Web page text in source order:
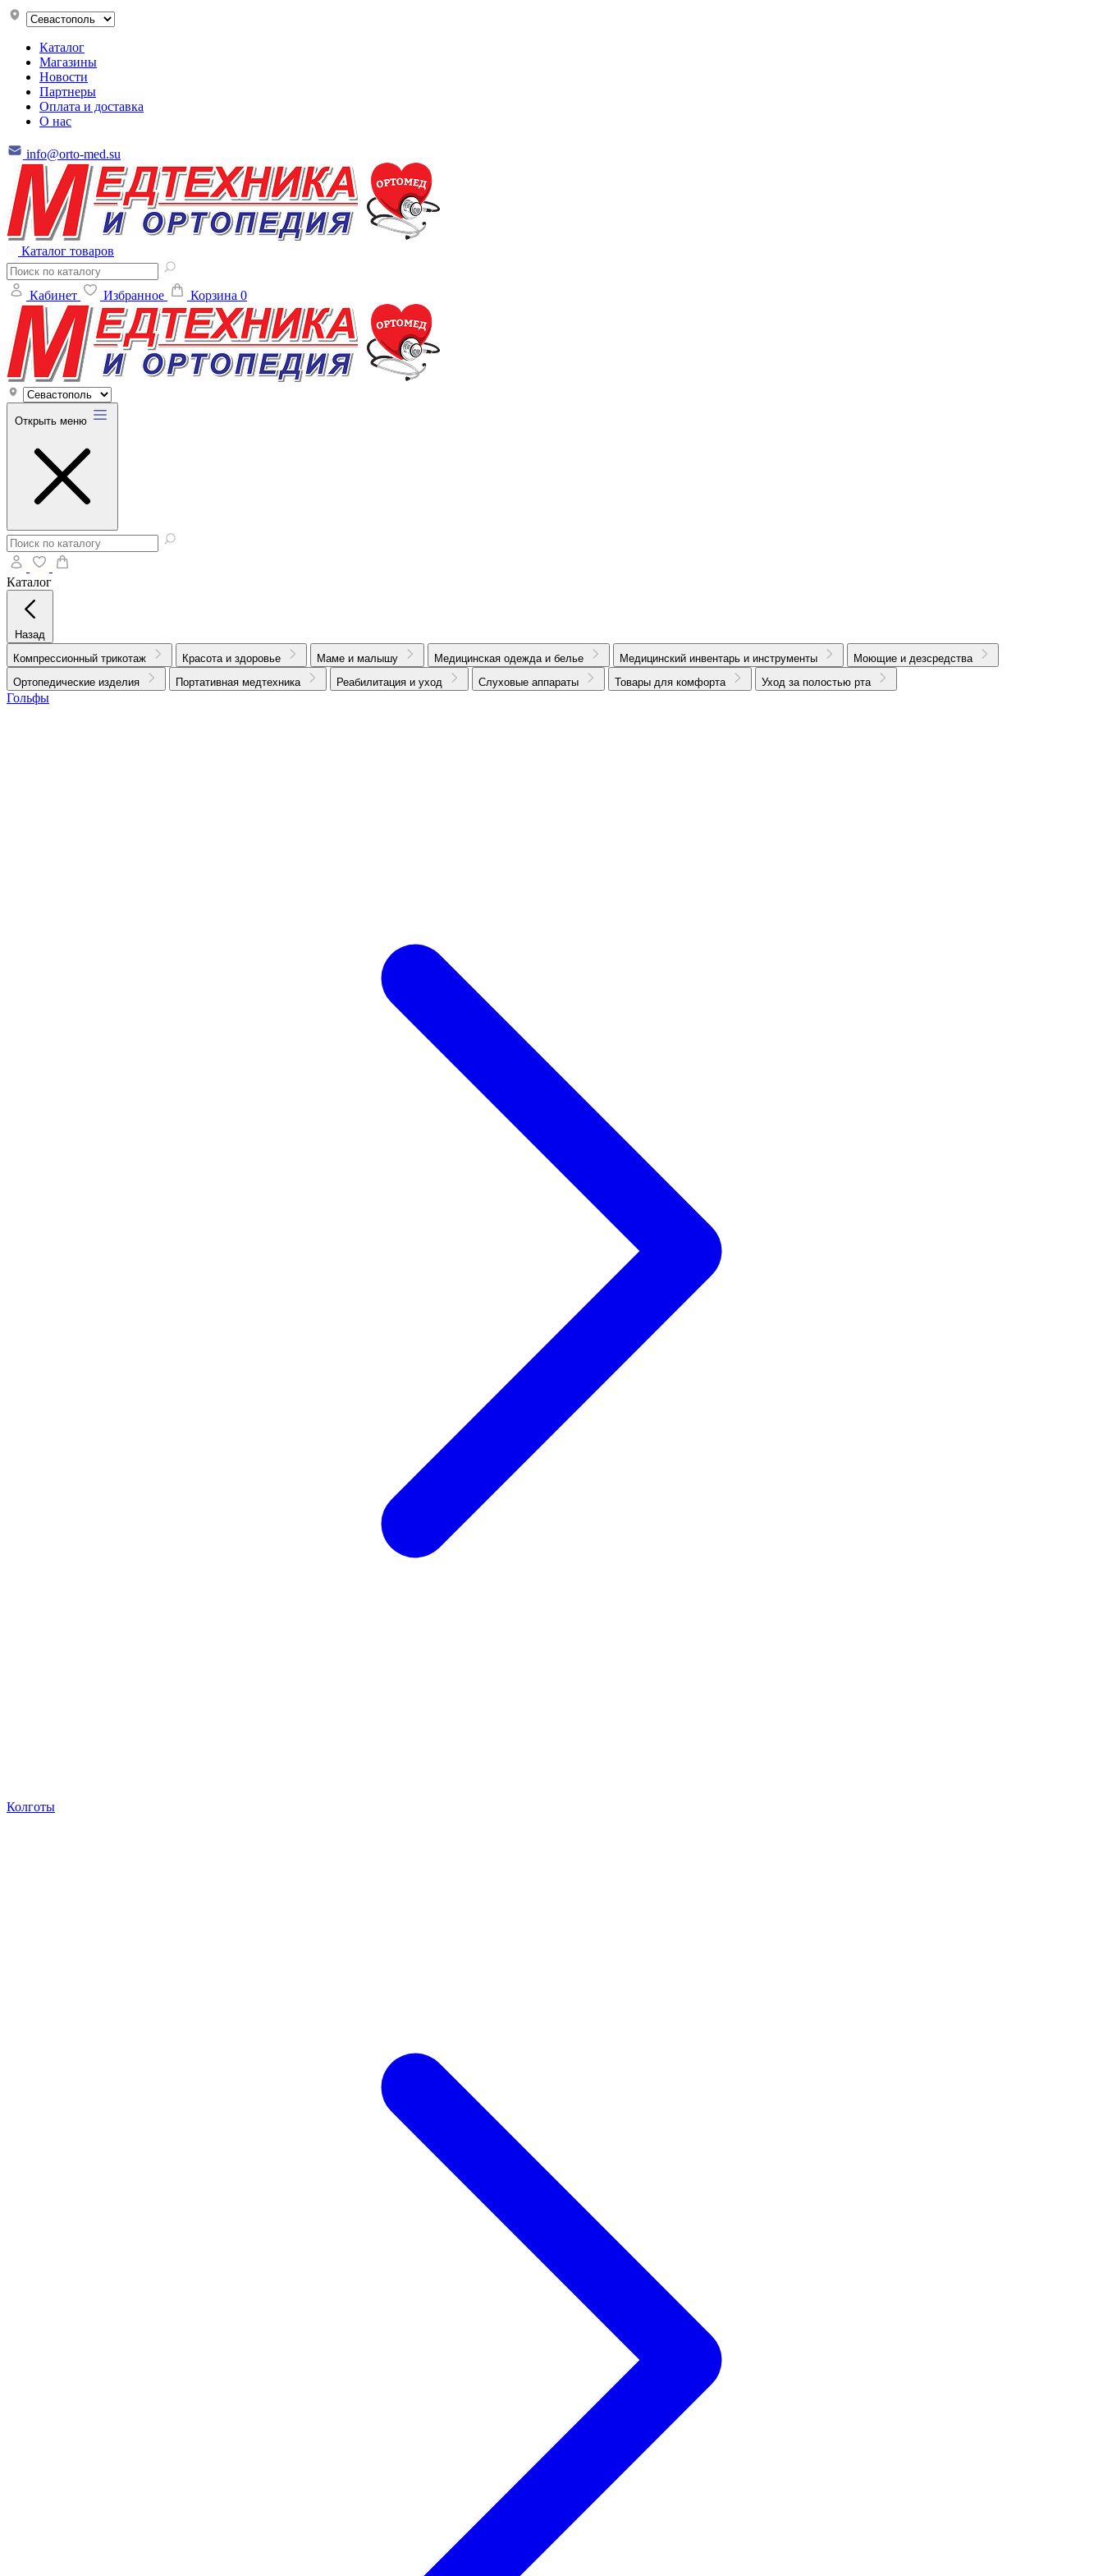
Каталог
Магазины
Новости
Партнеры
Оплата и доставка
О нас
info@orto-med.su
Каталог товаров
Кабинет Избранное Корзина 0
Открыть меню
Каталог
Назад
Компрессионный трикотаж
Красота и здоровье Маме и малышу Медицинская одежда и белье Медицинский инвентарь и инструменты
Моющие и дезсредства
Ортопедические изделия
Портативная медтехника Реабилитация и уход Слуховые аппараты Товары для комфорта Уход за полостью рта
Гольфы
Колготы